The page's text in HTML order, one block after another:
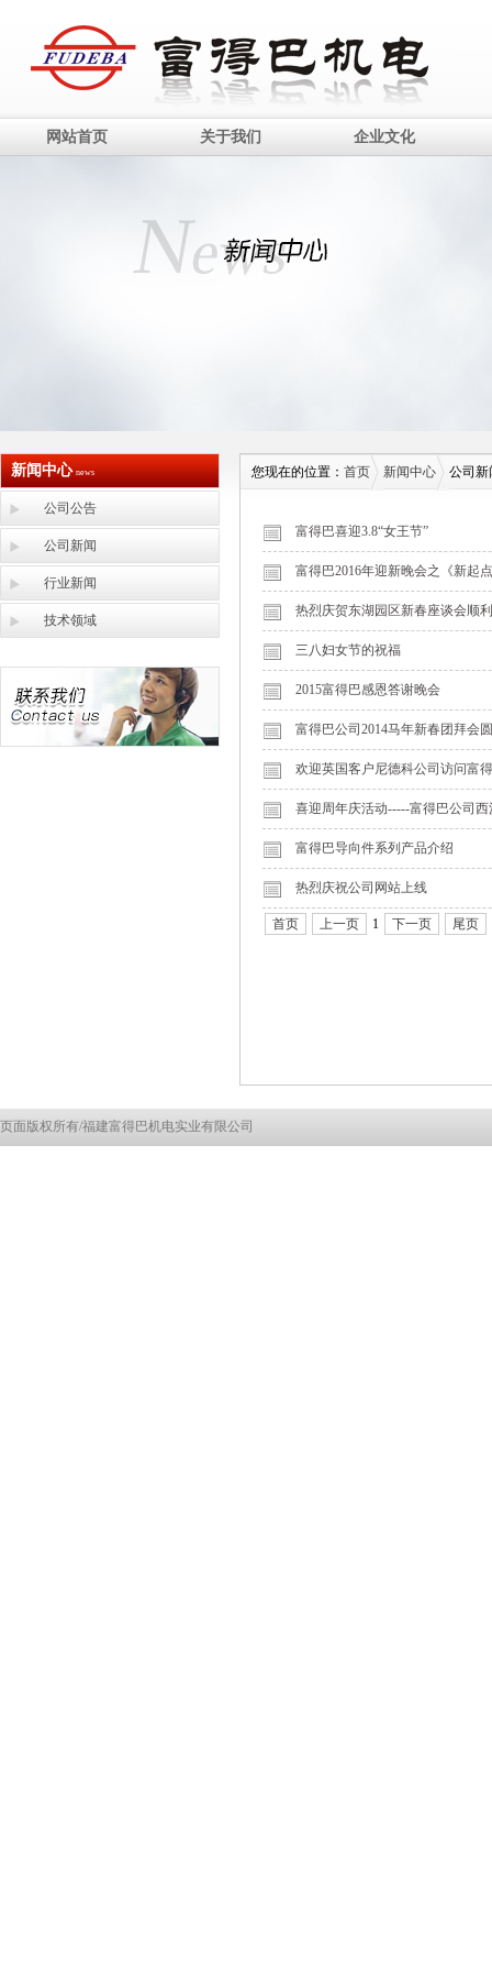
网站首页 关于我们 企业文化
新闻中心 news
公司公告
公司新闻
行业新闻
技术领域
您现在的位置： 首页 新闻中心 公司新
富得巴喜迎3.8“女王节”
富得巴2016年迎新晚会之《新起
热烈庆贺东湖园区新春座谈会顺
三八妇女节的祝福
2015富得巴感恩答谢晚会
富得巴公司2014马年新春团拜会
欢迎英国客户尼德科公司访问富
喜迎周年庆活动-----富得巴公司西
富得巴导向件系列产品介绍
热烈庆祝公司网站上线
首页 上一页 1 下一页 尾页
页面版权所有/福建富得巴机电实业有限公司